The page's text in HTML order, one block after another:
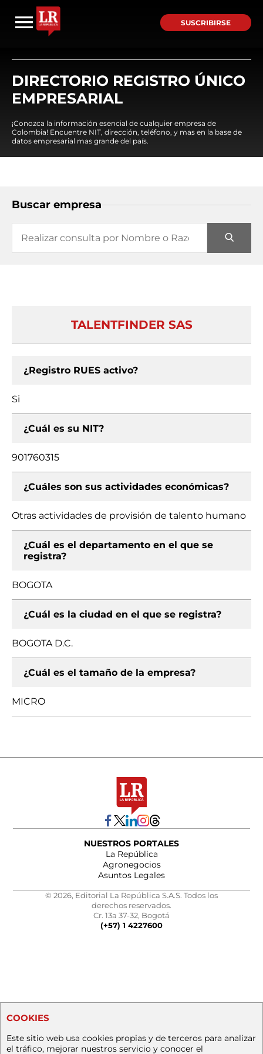
SUSCRIBIRSE
DIRECTORIO REGISTRO ÚNICO
EMPRESARIAL
¡Conozca la información esencial de cualquier empresa de
Colombia! Encuentre NIT, dirección, teléfono, y mas en la base de
datos empresarial mas grande del país.
Buscar empresa
TALENTFINDER SAS
¿Registro RUES activo?
Si
¿Cuál es su NIT?
901760315
¿Cuáles son sus actividades económicas?
Otras actividades de provisión de talento humano
¿Cuál es el departamento en el que se
registra?
BOGOTA
¿Cuál es la ciudad en el que se registra?
BOGOTA D.C.
¿Cuál es el tamaño de la empresa?
MICRO
NUESTROS PORTALES
La República
Agronegocios
Asuntos Legales
© 2026, Editorial La República S.A.S. Todos los
derechos reservados.
Cr. 13a 37-32, Bogotá
(+57) 1 4227600
COOKIES
Este sitio web usa cookies propias y de terceros para analizar
el tráfico, mejorar nuestros servicio y conocer el